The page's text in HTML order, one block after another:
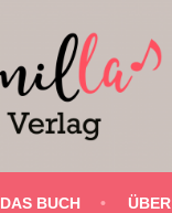
DAS BUCH